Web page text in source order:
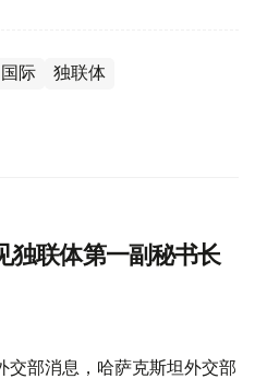
国际 独联体
独联体第一副秘书长
交部消息，哈萨克斯坦外交部